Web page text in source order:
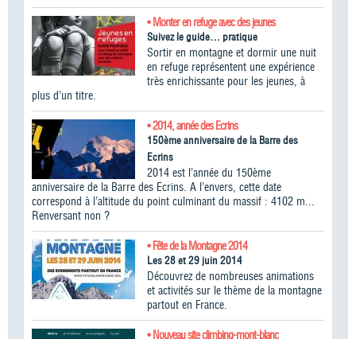
• Monter en refuge avec des jeunes
Suivez le guide… pratique
Sortir en montagne et dormir une nuit
en refuge représentent une expérience
très enrichissante pour les jeunes, à
plus d’un titre.
• 2014, année des Ecrins
150ème anniversaire de la Barre des
Ecrins
2014 est l’année du 150ème
anniversaire de la Barre des Ecrins. A l’envers, cette date
correspond à l’altitude du point culminant du massif : 4102 m...
Renversant non ?
• Fête de la Montagne 2014
Les 28 et 29 juin 2014
Découvrez de nombreuses animations
et activités sur le thème de la montagne
partout en France.
• Nouveau site climbing-mont-blanc